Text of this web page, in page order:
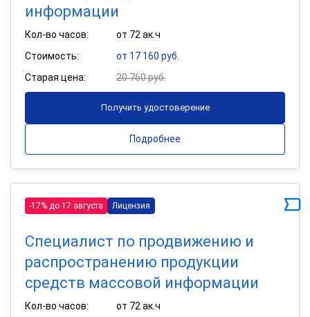
информации
Кол-во часов:
от 72 ак.ч
Стоимость:
от 17 160 руб.
Старая цена:
20 760 руб.
Получить удостоверение
Подробнее
-17% до 17 августа Лицензия
Специалист по продвижению и
распространению продукции
средств массовой информации
Кол-во часов:
от 72 ак.ч